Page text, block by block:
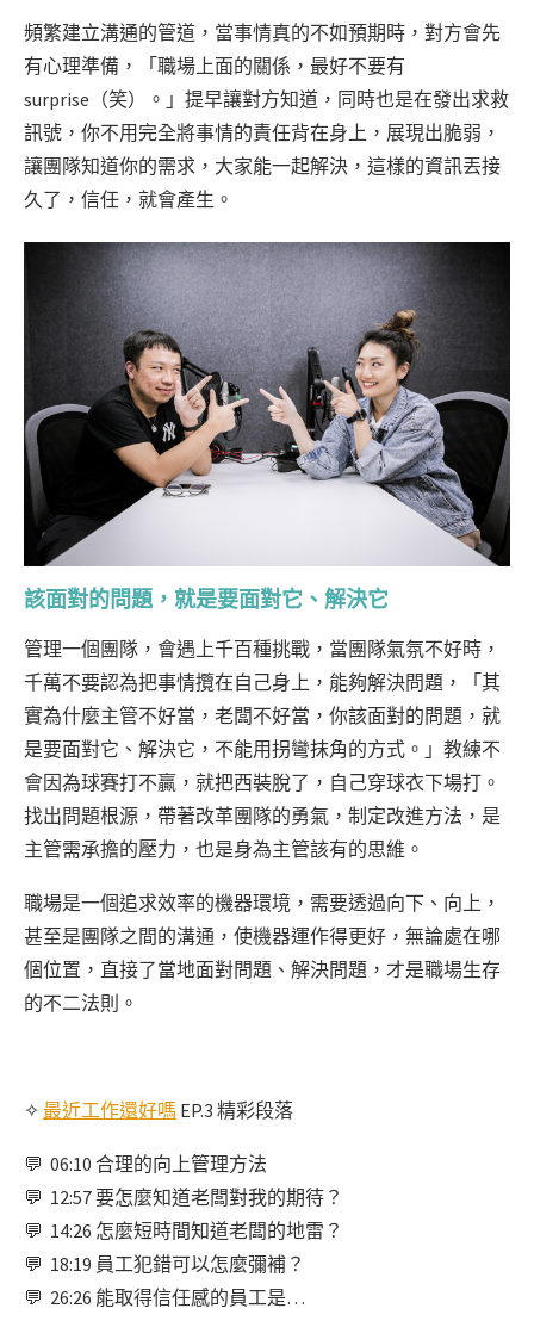
頻繁建立溝通的管道，當事情真的不如預期時，對方會先
有心理準備，「職場上面的關係，最好不要有
surprise（笑）。」提早讓對方知道，同時也是在發出求救
訊號，你不用完全將事情的責任背在身上，展現出脆弱，
讓團隊知道你的需求，大家能一起解決，這樣的資訊丟接
久了，信任，就會產生。
該面對的問題，就是要面對它、解決它
管理一個團隊，會遇上千百種挑戰，當團隊氣氛不好時，
千萬不要認為把事情攬在自己身上，能夠解決問題，「其
實為什麼主管不好當，老闆不好當，你該面對的問題，就
是要面對它、解決它，不能用拐彎抹角的方式。」教練不
會因為球賽打不贏，就把西裝脫了，自己穿球衣下場打。
找出問題根源，帶著改革團隊的勇氣，制定改進方法，是
主管需承擔的壓力，也是身為主管該有的思維。
職場是一個追求效率的機器環境，需要透過向下、向上，
甚至是團隊之間的溝通，使機器運作得更好，無論處在哪
個位置，直接了當地面對問題、解決問題，才是職場生存
的不二法則。
✧ 最近工作還好嗎 EP.3 精彩段落
💬 06:10 合理的向上管理方法
💬 12:57 要怎麼知道老闆對我的期待？
💬 14:26 怎麼短時間知道老闆的地雷？
💬 18:19 員工犯錯可以怎麼彌補？
💬 26:26 能取得信任感的員工是…